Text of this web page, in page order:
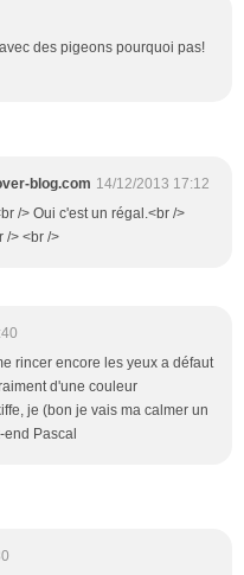
des pigeons pourquoi pas!
blog.com 14/12/2013 17:12
/> Oui c'est un régal.<br />
/> <br />
rincer encore les yeux a défaut
d'une couleur
je (bon je vais ma calmer un
Pascal